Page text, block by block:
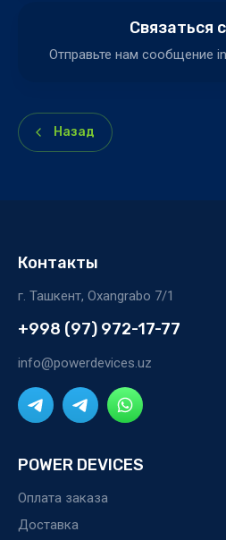
Связаться
Отправьте нам сообщение
Назад
Контакты
г. Ташкент, Oxangrabo 7/1
+998 (97) 972-17-77
info@powerdevices.uz
POWER DEVICES
Оплата заказа
Доставка